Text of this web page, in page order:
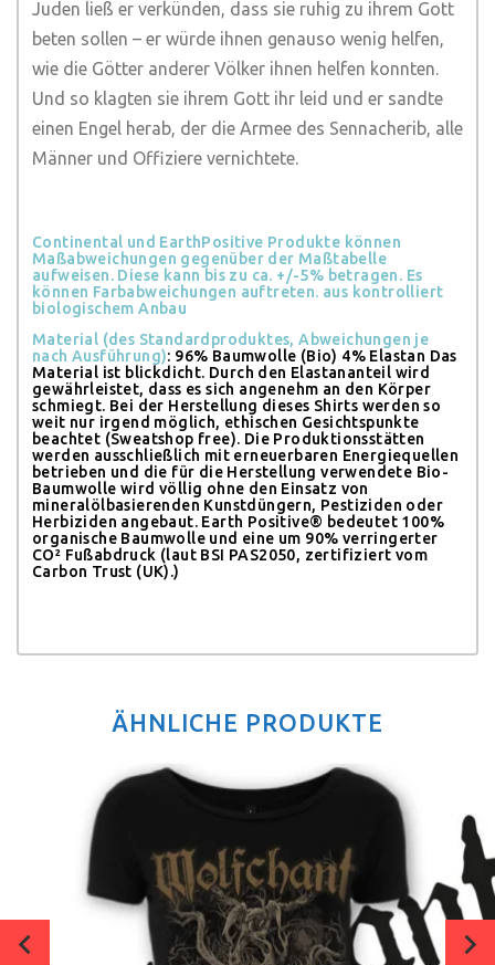
Juden ließ er verkünden, dass sie ruhig zu ihrem Gott
beten sollen – er würde ihnen genauso wenig helfen,
wie die Götter anderer Völker ihnen helfen konnten.
Und so klagten sie ihrem Gott ihr leid und er sandte
einen Engel herab, der die Armee des Sennacherib, alle
Männer und Offiziere vernichtete.
Continental und EarthPositive Produkte können
Maßabweichungen gegenüber der Maßtabelle
aufweisen. Diese kann bis zu ca. +/-5% betragen. Es
können Farbabweichungen auftreten. aus kontrolliert
biologischem Anbau
Material (des Standardproduktes, Abweichungen je
nach Ausführung): 96% Baumwolle (Bio) 4% Elastan Das
Material ist blickdicht. Durch den Elastananteil wird
gewährleistet, dass es sich angenehm an den Körper
schmiegt. Bei der Herstellung dieses Shirts werden so
weit nur irgend möglich, ethischen Gesichtspunkte
beachtet (Sweatshop free). Die Produktionsstätten
werden ausschließlich mit erneuerbaren Energiequellen
betrieben und die für die Herstellung verwendete Bio-
Baumwolle wird völlig ohne den Einsatz von
mineralölbasierenden Kunstdüngern, Pestiziden oder
Herbiziden angebaut. Earth Positive® bedeutet 100%
organische Baumwolle und eine um 90% verringerter
CO² Fußabdruck (laut BSI PAS2050, zertifiziert vom
Carbon Trust (UK).)
ÄHNLICHE PRODUKTE